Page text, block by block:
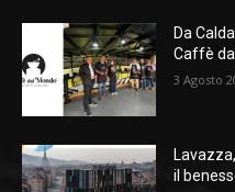
Da
Caffè
3 Agosto
il